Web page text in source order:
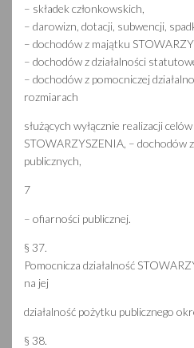
– składek członkowskich,
– darowizn, dotacji, subwencji,
– dochodów z majątku
– dochodów z działalności
– dochodów z pomocniczej
rozmiarach
służących wyłącznie realizacji
STOWARZYSZENIA, – dochodów
publicznych,
7
– ofiarności publicznej.
§ 37.
Pomocnicza działalność
na jej
działalność pożytku publicznego
§ 38.